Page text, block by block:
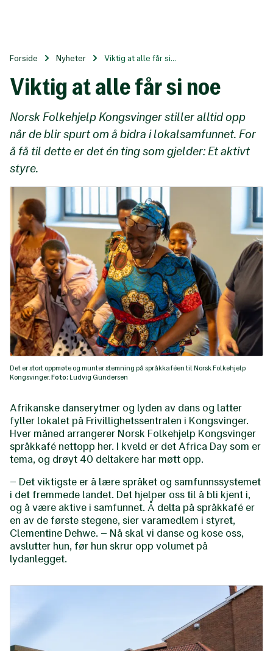
Forside Nyheter Viktig at alle får si...
Viktig at alle får si noe
Norsk Folkehjelp Kongsvinger stiller alltid opp
når de blir spurt om å bidra i lokalsamfunnet. For
å få til dette er det én ting som gjelder: Et aktivt
styre.
Det er stort oppmøte og munter stemning på språkkaféen til Norsk Folkehjelp
Kongsvinger. Foto: Ludvig Gundersen
Afrikanske danserytmer og lyden av dans og latter
fyller lokalet på Frivillighetssentralen i Kongsvinger.
Hver måned arrangerer Norsk Folkehjelp Kongsvinger
språkkafé nettopp her. I kveld er det Africa Day som er
tema, og drøyt 40 deltakere har møtt opp.
– Det viktigste er å lære språket og samfunnssystemet
i det fremmede landet. Det hjelper oss til å bli kjent i,
og å være aktive i samfunnet. Å delta på språkkafé er
en av de første stegene, sier varamedlem i styret,
Clementine Dehwe. – Nå skal vi danse og kose oss,
avslutter hun, før hun skrur opp volumet på
lydanlegget.